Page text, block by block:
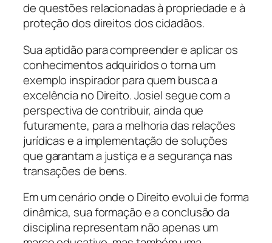
de questões relacionadas à propriedade e à
proteção dos direitos dos cidadãos.
Sua aptidão para compreender e aplicar os
conhecimentos adquiridos o torna um
exemplo inspirador para quem busca a
excelência no Direito. Josiel segue com a
perspectiva de contribuir, ainda que
futuramente, para a melhoria das relações
jurídicas e a implementação de soluções
que garantam a justiça e a segurança nas
transações de bens.
Em um cenário onde o Direito evolui de forma
dinâmica, sua formação e a conclusão da
disciplina representam não apenas um